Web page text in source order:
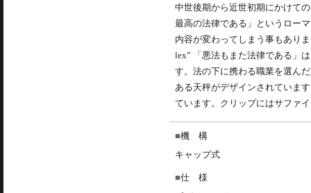
中世後期から近世初期にかけて
最高の法律である」というロー
内容が変わってしまう事もあり
lex” 「悪法もまた法律である」
す。法の下に携わる職業を選ん
ある天秤がデザインされていま
ています。クリップにはサファ
機 構
キャップ式
仕 様